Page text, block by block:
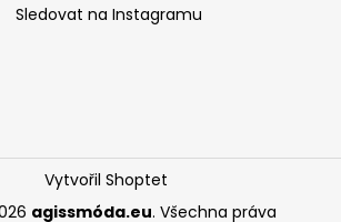
Sledovat na Instagramu
Vytvořil Shoptet
agissmóda.eu. Všechna práva